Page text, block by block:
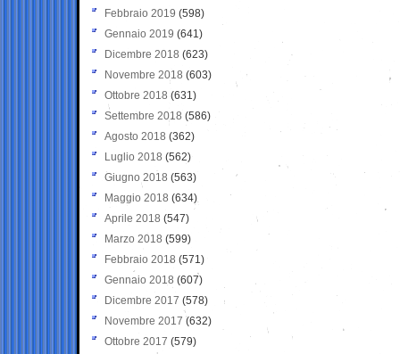
Febbraio 2019 (598)
Gennaio 2019 (641)
Dicembre 2018 (623)
Novembre 2018 (603)
Ottobre 2018 (631)
Settembre 2018 (586)
Agosto 2018 (362)
Luglio 2018 (562)
Giugno 2018 (563)
Maggio 2018 (634)
Aprile 2018 (547)
Marzo 2018 (599)
Febbraio 2018 (571)
Gennaio 2018 (607)
Dicembre 2017 (578)
Novembre 2017 (632)
Ottobre 2017 (579)